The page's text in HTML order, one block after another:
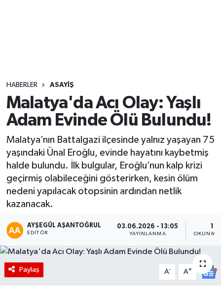
HABERLER ASAYIŞ
Malatya'da Acı Olay: Yaşlı
Adam Evinde Ölü Bulundu!
Malatya’nın Battalgazi ilçesinde yalnız yaşayan 75
yaşındaki Ünal Eroğlu, evinde hayatını kaybetmiş
halde bulundu. İlk bulgular, Eroğlu’nun kalp krizi
geçirmiş olabileceğini gösterirken, kesin ölüm
nedeni yapılacak otopsinin ardından netlik
kazanacak.
AYŞEGÜL AŞANTOĞRUL
EDITÖR
03.06.2026 - 13:05
YAYINLANMA
1
OKUNMA
Paylaş A- A+
Yaşam